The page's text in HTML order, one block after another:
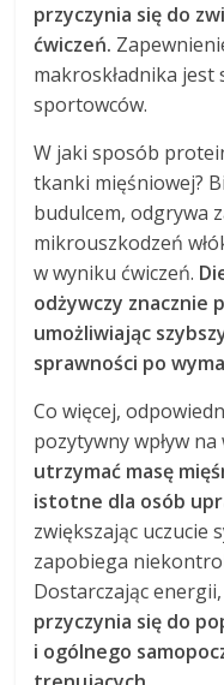
przyczynia się do
ćwiczeń.
makroskładnika jest
sportowców.
W jaki sposób
tkanki mięśniowej?
budulcem, odgrywa
mikrouszkodzeń
w wyniku ćwiczeń.
odżywczy znacznie
umożliwiając
sprawności po
Co więcej,
pozytywny wpływ
utrzymać masę
istotne dla osób
zwiększając uczucie
zapobiega
Dostarczając energii,
przyczynia się do
i ogólnego